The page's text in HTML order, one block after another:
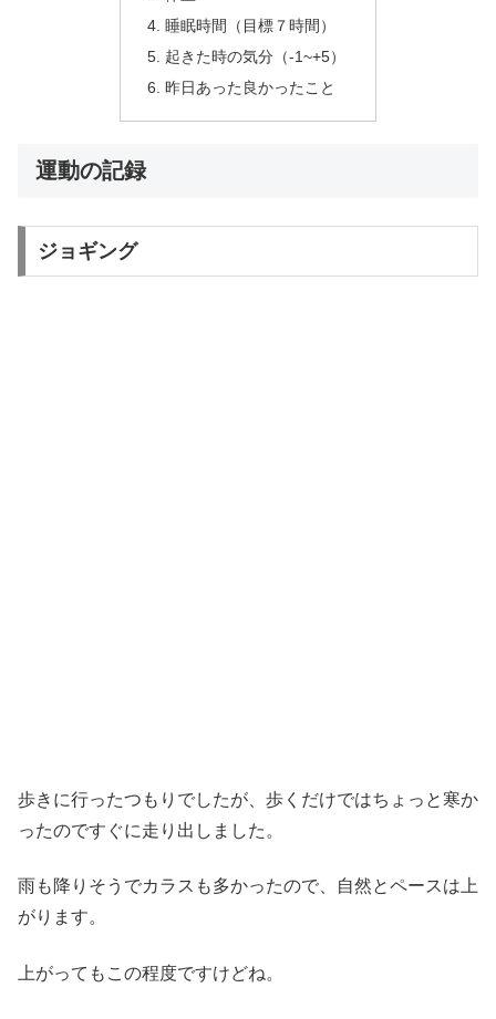
睡眠時間（目標７時間）
起きた時の気分（-1~+5）
昨日あった良かったこと
運動の記録
ジョギング
歩きに行ったつもりでしたが、歩くだけではちょっと寒か
ったのですぐに走り出しました。
雨も降りそうでカラスも多かったので、自然とペースは上
がります。
上がってもこの程度ですけどね。